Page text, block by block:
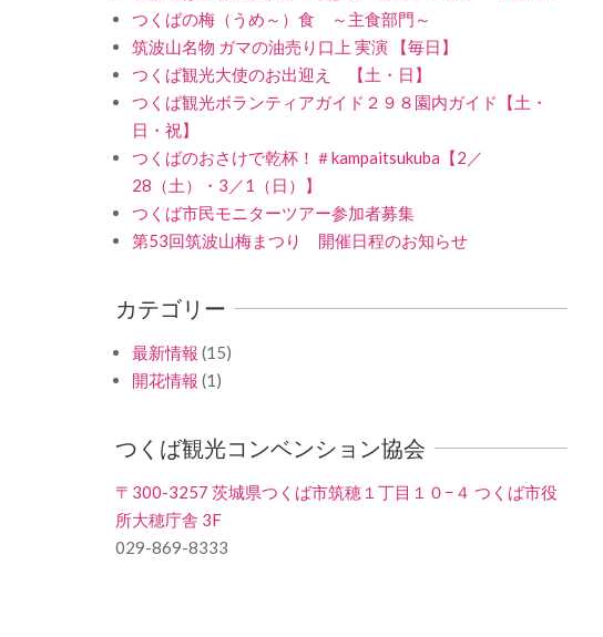
つくばの梅（うめ～）食 ～主食部門～
筑波山名物 ガマの油売り口上 実演 【毎日】
つくば観光大使のお出迎え 【土・日】
つくば観光ボランティアガイド２９８園内ガイド【土・
日・祝】
つくばのおさけで乾杯！＃kampaitsukuba【2／
28（土）・3／1（日）】
つくば市民モニターツアー参加者募集
第53回筑波山梅まつり 開催日程のお知らせ
カテゴリー
最新情報 (15)
開花情報 (1)
つくば観光コンベンション協会
〒300-3257 茨城県つくば市筑穂１丁目１０−４ つくば市役
所大穂庁舎 3F
029-869-8333